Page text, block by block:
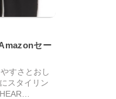
セー
すさとおし
スタイリン